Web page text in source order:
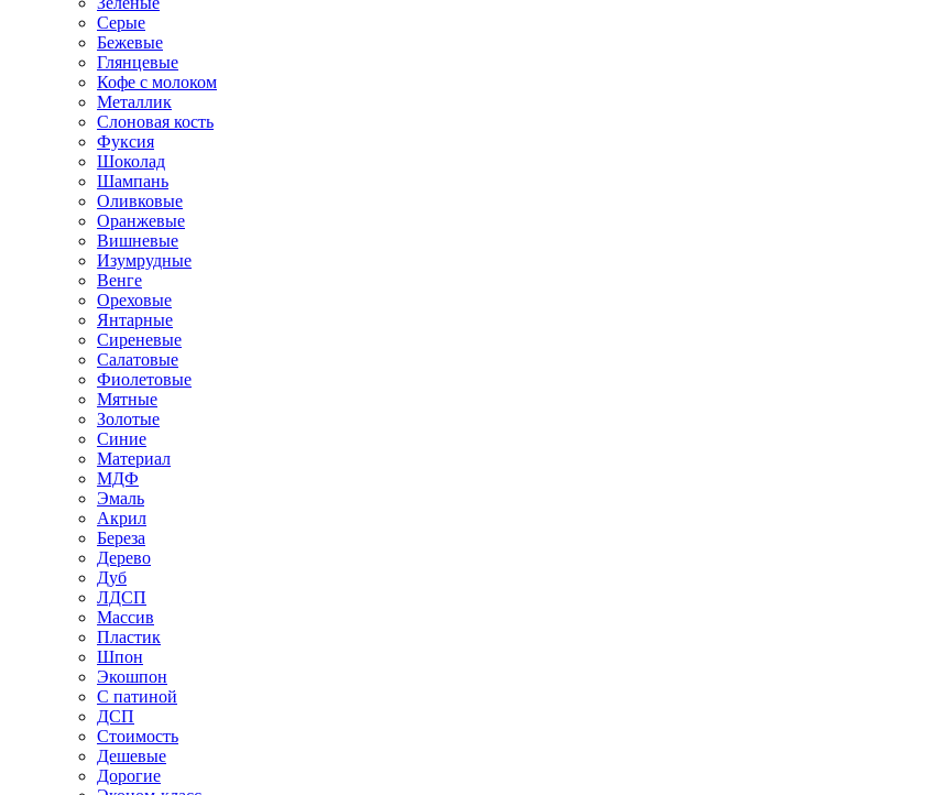
Серые
Бежевые
Глянцевые
Кофе с молоком
Металлик
Слоновая кость
Фуксия
Шоколад
Шампань
Оливковые
Оранжевые
Вишневые
Изумрудные
Венге
Ореховые
Янтарные
Сиреневые
Салатовые
Фиолетовые
Мятные
Золотые
Синие
Материал
МДФ
Эмаль
Акрил
Береза
Дерево
Дуб
ЛДСП
Массив
Пластик
Шпон
Экошпон
С патиной
ДСП
Стоимость
Дешевые
Дорогие